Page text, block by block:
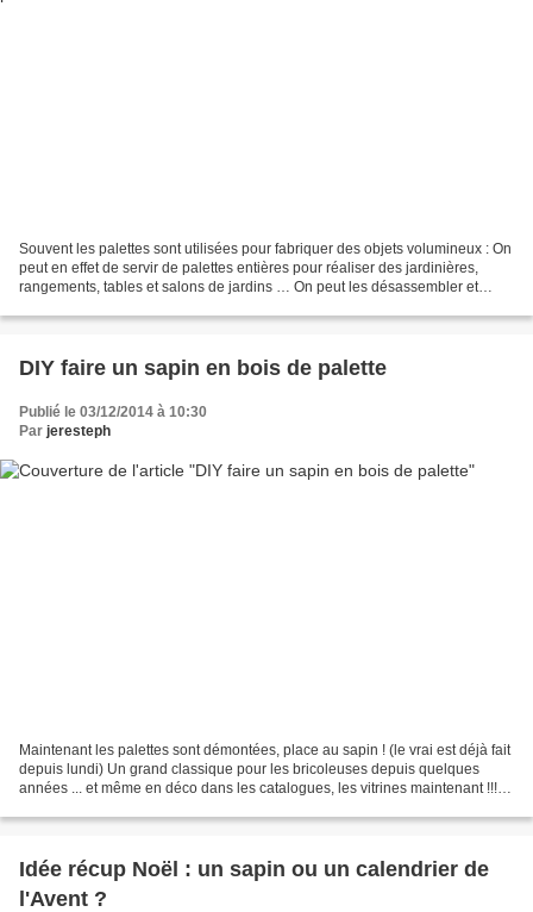
Souvent les palettes sont utilisées pour fabriquer des objets volumineux : On
peut en effet de servir de palettes entières pour réaliser des jardinières,
rangements, tables et salons de jardins … On peut les désassembler et
DIY faire un sapin en bois de palette
Publié le 03/12/2014 à 10:30
Par jeresteph
Maintenant les palettes sont démontées, place au sapin ! (le vrai est déjà fait
depuis lundi) Un grand classique pour les bricoleuses depuis quelques
années ... et même en déco dans les catalogues, les vitrines maintenant !!!
Idée récup Noël : un sapin ou un calendrier de
l'Avent ?